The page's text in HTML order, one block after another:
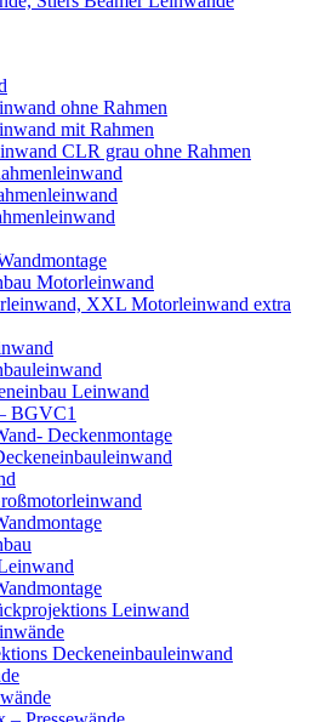
ohne Rahmen
mit Rahmen
CLR grau ohne Rahmen
Motorleinwand
XXL Motorleinwand extra
Leinwand
BGVC1
Deckenmontage
Leinwand
Deckeneinbauleinwand